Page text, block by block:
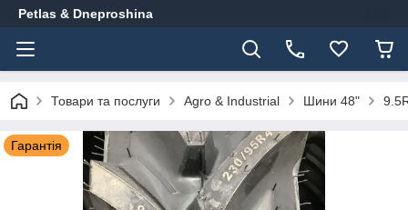
Petlas & Dneproshina
Товари та послуги Agro & Industrial Шини 48"
Гарантія